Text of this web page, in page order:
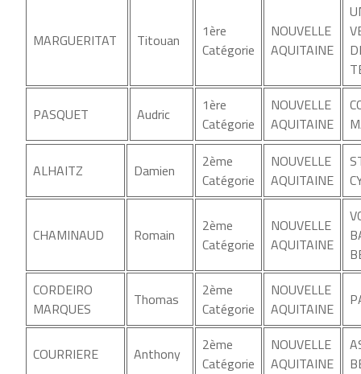
MARGUERITAT Titouan
1ère
Catégorie
NOUVELLE
AQUITAINE
PASQUET Audric
1ère
Catégorie
NOUVELLE
AQUITAINE
ALHAITZ Damien
2ème
Catégorie
NOUVELLE
AQUITAINE
CHAMINAUD Romain
2ème
Catégorie
NOUVELLE
AQUITAINE
CORDEIRO
MARQUES
Thomas
2ème
Catégorie
NOUVELLE
AQUITAINE
COURRIERE Anthony
2ème
Catégorie
NOUVELLE
AQUITAINE